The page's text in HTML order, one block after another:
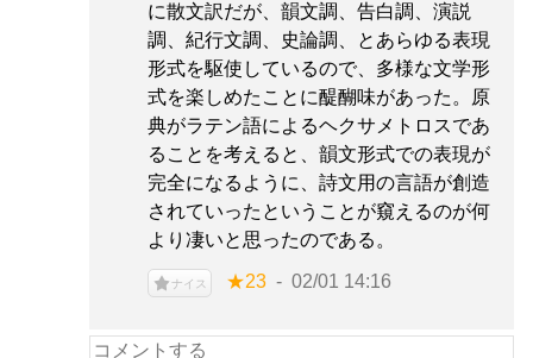
に散文訳だが、韻文調、告白調、演説
調、紀行文調、史論調、とあらゆる表現
形式を駆使しているので、多様な文学形
式を楽しめたことに醍醐味があった。原
典がラテン語によるヘクサメトロスであ
ることを考えると、韻文形式での表現が
完全になるように、詩文用の言語が創造
されていったということが窺えるのが何
より凄いと思ったのである。
ナイス ★23 02/01 14:16